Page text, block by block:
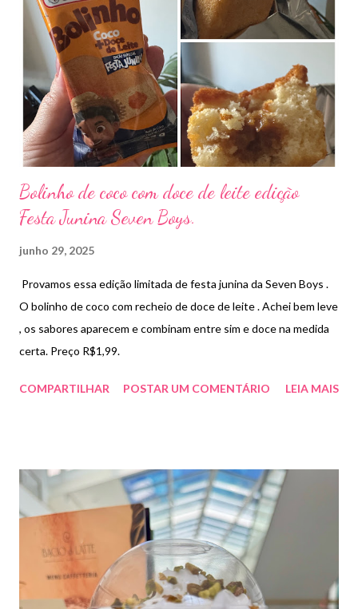
conhecidas por seu sabor e aroma distintos e são consideradas
iguarias gastronômicas. Preço R$45,90. Imagem da Trufa
Bolinho de coco com doce de leite edição
Festa Junina Seven Boys.
junho 29, 2025
Provamos essa edição limitada de festa junina da Seven Boys .
O bolinho de coco com recheio de doce de leite . Achei bem leve
, os sabores aparecem e combinam entre sim e doce na medida
certa. Preço R$1,99.
COMPARTILHAR POSTAR UM COMENTÁRIO LEIA MAIS